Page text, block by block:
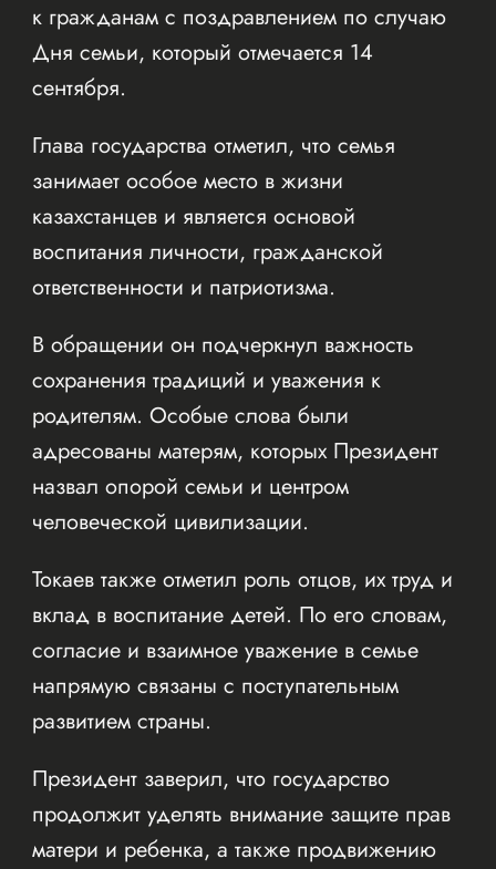
к гражданам с поздравлением по случаю
Дня семьи, который отмечается 14
сентября.
Глава государства отметил, что семья
занимает особое место в жизни
казахстанцев и является основой
воспитания личности, гражданской
ответственности и патриотизма.
В обращении он подчеркнул важность
сохранения традиций и уважения к
родителям. Особые слова были
адресованы матерям, которых Президент
назвал опорой семьи и центром
человеческой цивилизации.
Токаев также отметил роль отцов, их труд и
вклад в воспитание детей. По его словам,
согласие и взаимное уважение в семье
напрямую связаны с поступательным
развитием страны.
Президент заверил, что государство
продолжит уделять внимание защите прав
матери и ребенка, а также продвижению